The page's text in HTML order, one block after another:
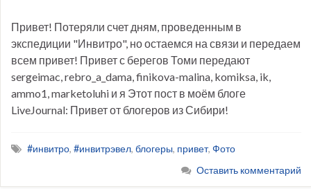
Привет! Потеряли счет дням, проведенным в
экспедиции "Инвитро", но остаемся на связи и передаем
всем привет! Привет с берегов Томи передают
sergeimac, rebro_a_dama, finikova-malina, komiksa, ik,
ammo1, marketoluhi и я Этот пост в моём блоге
LiveJournal: Привет от блогеров из Сибири!
#инвитро, #инвитрэвел, блогеры, привет, Фото
Оставить комментарий